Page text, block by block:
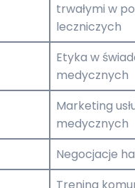
trwałymi w
leczniczych
Etyka w
medycznych
Marketing
medycznych
Negocjacje